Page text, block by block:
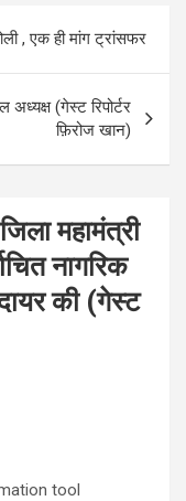
, एक ही मांग ट्रांसफर
(गेस्ट रिपोर्टर
फ़िरोज खान)
महामंत्री
नागरिक
की (गेस्ट
tool